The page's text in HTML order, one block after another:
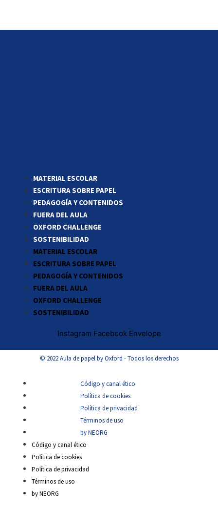
MATERIAL ESCOLAR
ESCRITURA SOBRE PAPEL
PEDAGOGÍA Y CONTENIDOS
FUERA DEL AULA
OXFORD CHALLENGE
SOSTENIBILIDAD
MATERIAL ESCOLAR
ESCRITURA SOBRE PAPEL
PEDAGOGÍA Y CONTENIDOS
FUERA DEL AULA
OXFORD CHALLENGE
SOSTENIBILIDAD
Instagram Facebook Envelope
© 2022 Aula de papel by Oxford - Todos los derechos
Código y canal ético
Política de cookies
Política de privacidad
Términos de uso
by NEORG
Código y canal ético
Política de cookies
Política de privacidad
Términos de uso
by NEORG